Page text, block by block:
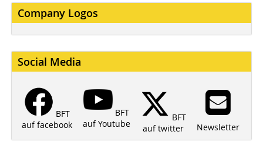
Company Logos
Social Media
BFT
auf facebook
BFT
auf Youtube
BFT
auf twitter
Newsletter